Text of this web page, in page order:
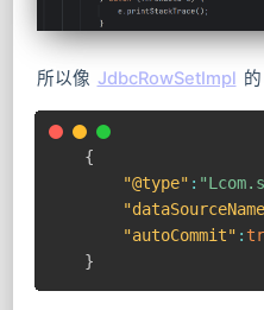
所以像 JdbcRowSetImpl
{
"@type" :
"autoCommit" :
}